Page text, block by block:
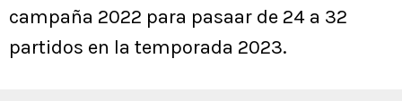
campaña 2022 para pasaar de 24 a 32
partidos en la temporada 2023.